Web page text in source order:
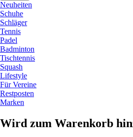
Neuheiten
Schuhe
Schläger
Tennis
Padel
Badminton
Tischtennis
Squash
Lifestyle
Für Vereine
Restposten
Marken
Wird zum Warenkorb